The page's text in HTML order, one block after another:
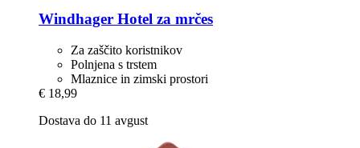
Windhager Hotel za mrčes
Za zaščito koristnikov
Polnjena s trstem
Mlaznice in zimski prostori
€ 18,99
Dostava do 11 avgust